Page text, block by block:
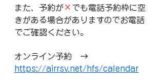
また、予約が× でも電話予約枠に空
きがある場合がありますのでお電話
でご確認ください。
オンライン予約　→
https://airrsv.net/hfs/calendar